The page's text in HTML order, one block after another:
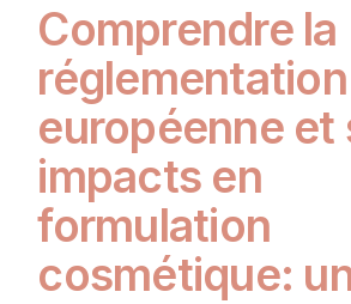
Comprendre la
réglementation
européenne et
impacts en
formulation
cosmétique: